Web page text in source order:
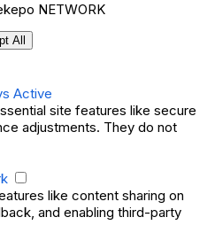
NETWORK
All
Active
site features like secure
adjustments. They do not
like content sharing on
and enabling third-party